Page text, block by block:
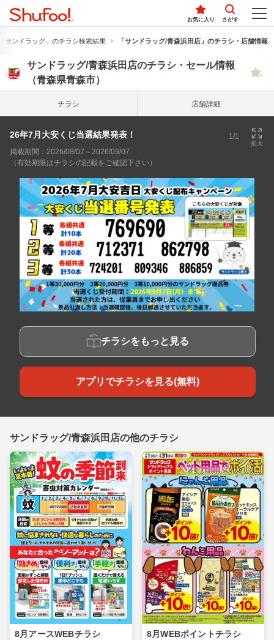
お気に入り さがす
サンドラッグ」のチラシ検索結果 「サンドラッグ/青森浜田店」のチラシ・店舗情報
サンドラッグ/青森浜田店のチラシ・セール情報
（青森県青森市）
チラシ 店舗詳細
26年7月大安くじ当選結果発表！ 1/1
拡大
掲載期間：2026/08/07～2026/09/07
（有効期限はチラシの記載をご確認下さい）
チラシをもっと見る
アプリでチラシを見る(無料)
サンドラッグ/青森浜田店の他のチラシ
8月アースWEBチラシ 8月WEBポイントチラシ